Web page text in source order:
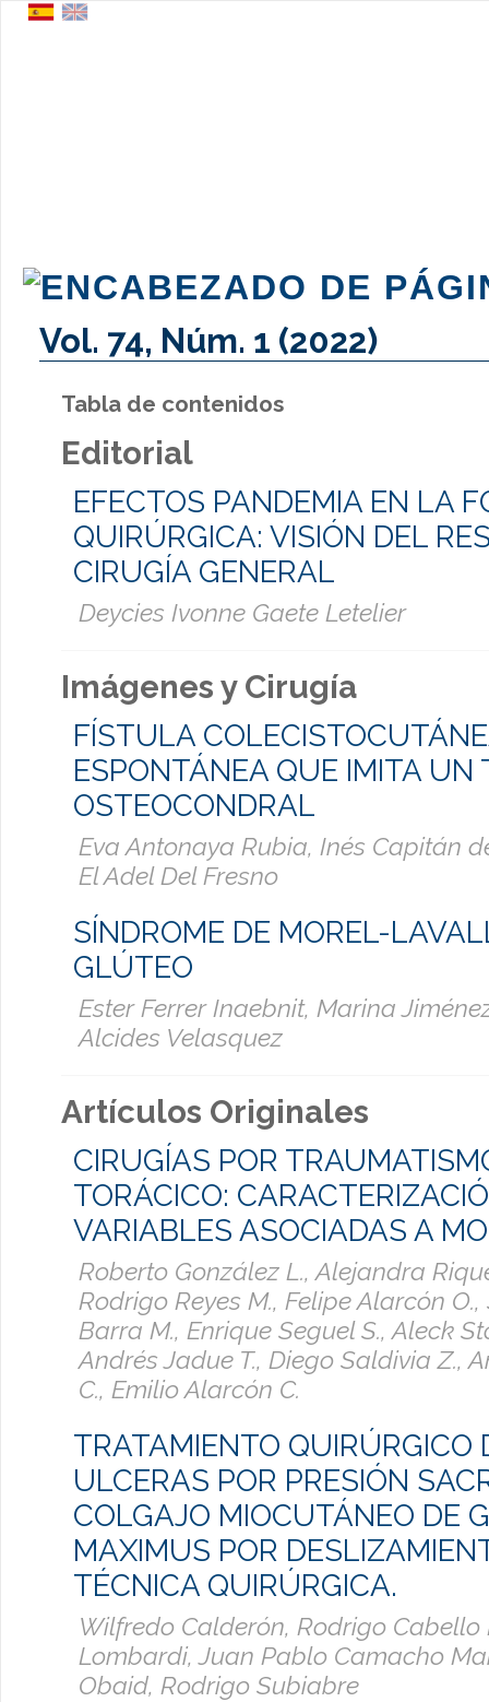
Vol. 74, Núm. 1 (2022)
Tabla de contenidos
Editorial
EFECTOS PANDEMIA EN LA
QUIRÚRGICA: VISIÓN DEL
CIRUGÍA GENERAL
Deycies Ivonne Gaete Letelier
Imágenes y Cirugía
FÍSTULA
ESPONTÁNEA QUE IMITA UN
OSTEOCONDRAL
Eva Antonaya Rubia, Inés Capitán
El Adel Del Fresno
SÍNDROME DE MOREL-
GLÚTEO
Ester Ferrer Inaebnit, Marina
Alcides Velasquez
Artículos Originales
CIRUGÍAS POR
TORÁCICO:
VARIABLES ASOCIADAS A
Roberto González L., Alejandra
Rodrigo Reyes M., Felipe Alarcón
Barra M., Enrique Seguel S., Aleck
Andrés Jadue T., Diego Saldivia Z.,
C., Emilio Alarcón C.
TRATAMIENTO QUIRÚRGICO
ULCERAS POR PRESIÓN
COLGAJO MIOCUTÁNEO DE
MAXIMUS POR
TÉCNICA QUIRÚRGICA.
Wilfredo Calderón, Rodrigo Cabello
Lombardi, Juan Pablo Camacho
Obaid, Rodrigo Subiabre